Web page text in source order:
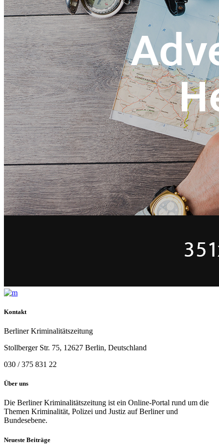
Kontakt
Berliner Kriminalitätszeitung
Stollberger Str. 75, 12627 Berlin, Deutschland
030 / 375 831 22
Über uns
Die Berliner Kriminalitätszeitung ist ein Online-Portal rund um die
Themen Kriminalität, Polizei und Justiz auf Berliner und
Bundesebene.
Neueste Beiträge